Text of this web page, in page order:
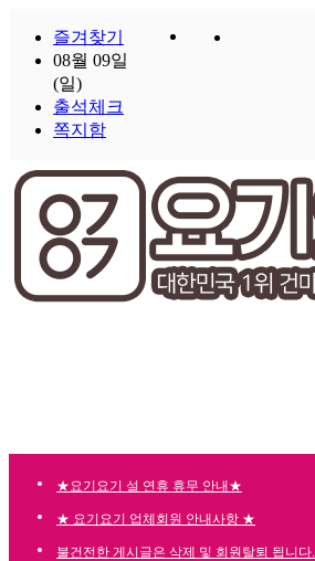
즐겨찾기
08월 09일
(일)
출석체크
쪽지함
★요기요기 설 연휴 휴무 안내★
★ 요기요기 업체회원 안내사항 ★
불건전한 게시글은 삭제 및 회원탈퇴 됩니다.